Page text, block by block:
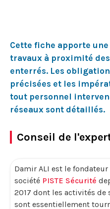
Cette fiche apporte
travaux à proximité
enterrés. Les
précisées et les
tout personnel
réseaux sont détaillés.
Conseil de
Damir ALI est le fondateur
société PISTE Sécurité
2017 dont les activités de
sont essentiellement